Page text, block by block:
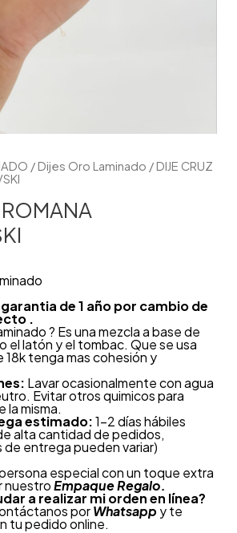
/Dijes Oro Laminado / DIJE CRUZ
de 1 año por cambio de
.
? Es una mezcla a base de
el latón y el tombac. Que se usa
18k tenga mas cohesión y
Lavar ocasionalmente con agua
Evitar otros quimicos para
la misma.
estimado:1-2 días hábiles
alta cantidad de pedidos,
entrega pueden variar)
especial con un toque extra
nuestroEmpaque Regalo.
a realizar mi orden en línea?
porWhatsapp y te
tu pedido online.